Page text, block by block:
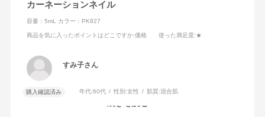
カーネーションネイル
容量：5mL カラー：PK827
商品を気に入ったポイントはどこですか:価格 使った満足度:★
すみ子さん
購入確認済み 年代:60代 性別:女性 肌質:混合肌